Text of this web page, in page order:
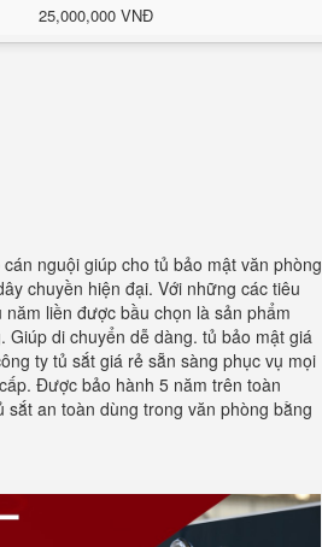
25,000,000 VNĐ
nguội giúp cho tủ bảo mật văn phòng
chuyền hiện đại. Với những các tiêu
liền được bầu chọn là sản phẩm
di chuyển dễ dàng. tủ bảo mật giá
ty tủ sắt giá rẻ sẵn sàng phục vụ mọi
Được bảo hành 5 năm trên toàn
an toàn dùng trong văn phòng bằng